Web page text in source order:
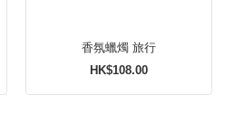
香氛蠟燭 旅行
HK$108.00